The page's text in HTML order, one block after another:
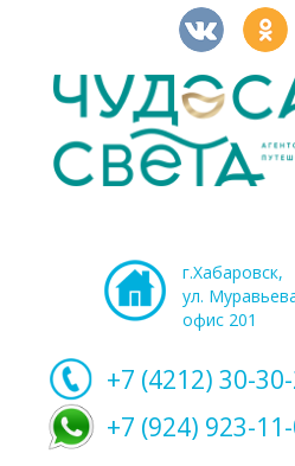
г.Хабаровск,
ул.
офис 201
+7 (4212) 30-
+7 (924) 923-